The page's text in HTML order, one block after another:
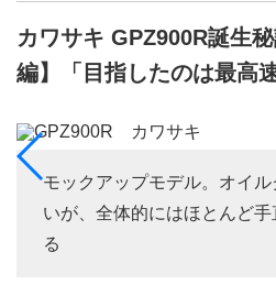
カワサキ GPZ900R誕生
編】「目指したのは最高
モックアップモデル。オイ
いが、全体的にはほとんど
る